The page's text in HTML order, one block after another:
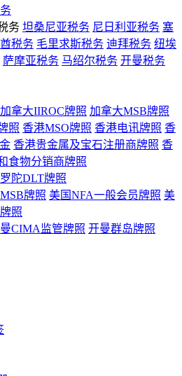
务 坦桑尼亚税务 尼日利亚税务 塞
税务 毛里求斯税务 迪拜税务 纽埃
萨摩亚税务 马绍尔税务 开曼税务
加拿大IIROC牌照 加拿大MSB牌照
照 香港MSO牌照 香港电讯牌照 香
香港贵金属及宝石注册商牌照 香
食物分销商牌照
陀DLT牌照
牌照 美国NFA一般会员牌照 美
照
CIMA监管牌照 开曼群岛牌照